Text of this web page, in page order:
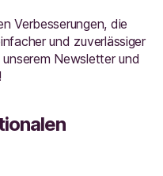
Verbesserungen, die
und zuverlässiger
Newsletter und